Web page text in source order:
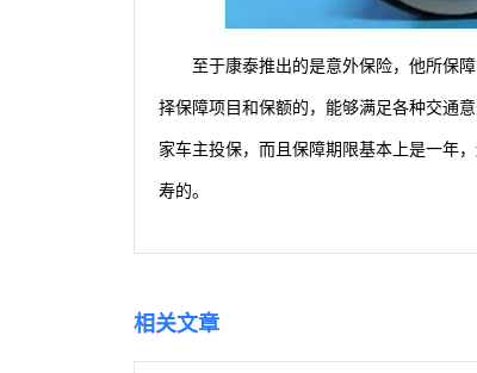
至于康泰推出的是意外保险，他所保
择保障项目和保额的，能够满足各种交通
家车主投保，而且保障期限基本上是一年
寿的。
相关文章